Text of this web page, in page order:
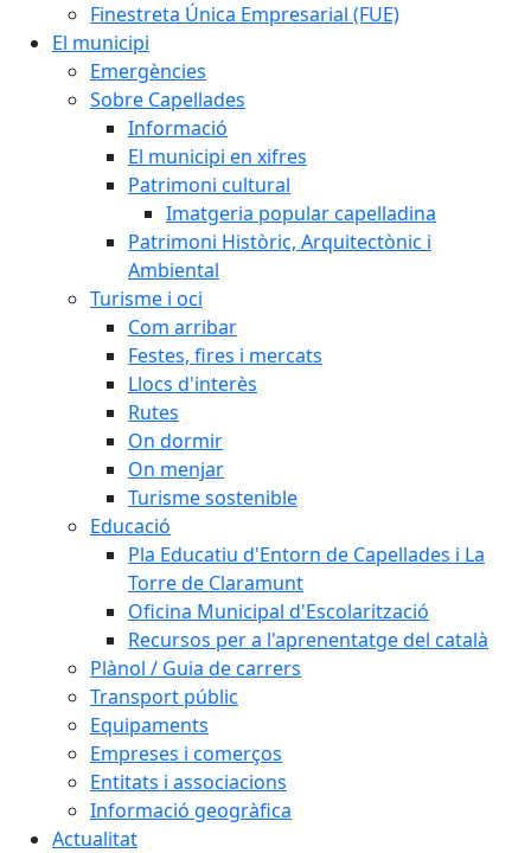
Finestreta Única Empresarial (FUE)
El municipi
Emergències
Sobre Capellades
Informació
El municipi en xifres
Patrimoni cultural
Imatgeria popular capelladina
Patrimoni Històric, Arquitectònic i
Ambiental
Turisme i oci
Com arribar
Festes, fires i mercats
Llocs d'interès
Rutes
On dormir
On menjar
Turisme sostenible
Educació
Pla Educatiu d'Entorn de Capellades i La
Torre de Claramunt
Oficina Municipal d'Escolarització
Recursos per a l'aprenentatge del català
Plànol / Guia de carrers
Transport públic
Equipaments
Empreses i comerços
Entitats i associacions
Informació geogràfica
Actualitat